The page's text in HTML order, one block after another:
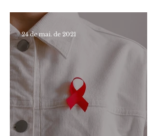
24 de mai. de 2021